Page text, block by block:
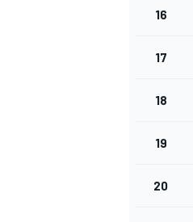
16
17
18
19
20